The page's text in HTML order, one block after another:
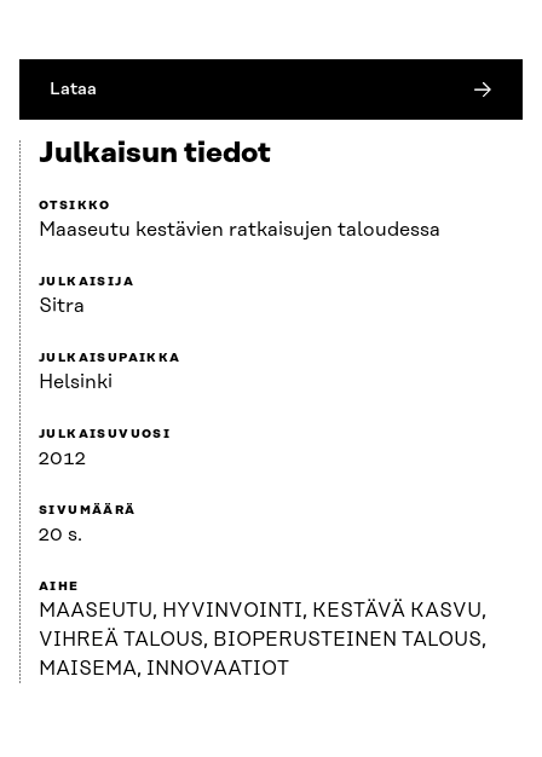
Lataa
Julkaisun tiedot
OTSIKKO
Maaseutu kestävien ratkaisujen taloudessa
JULKAISIJA
Sitra
JULKAISUPAIKKA
Helsinki
JULKAISUVUOSI
2012
SIVUMÄÄRÄ
20 s.
AIHE
MAASEUTU, HYVINVOINTI, KESTÄVÄ KASVU,
VIHREÄ TALOUS, BIOPERUSTEINEN TALOUS,
MAISEMA, INNOVAATIOT